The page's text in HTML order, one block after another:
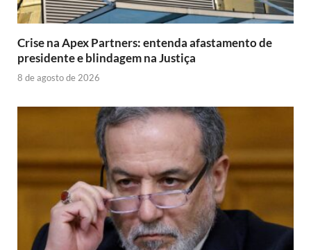
Crise na Apex Partners: entenda afastamento de
presidente e blindagem na Justiça
8 de agosto de 2026